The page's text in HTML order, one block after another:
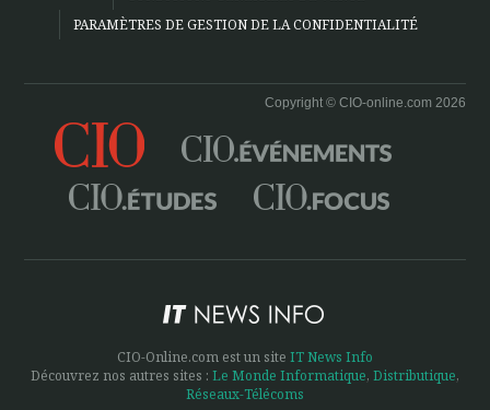
PARAMÈTRES DE GESTION DE LA CONFIDENTIALITÉ
Copyright © CIO-online.com 2026
CIO-Online.com est un site IT News Info
Découvrez nos autres sites : Le Monde Informatique, Distributique,
Réseaux-Télécoms